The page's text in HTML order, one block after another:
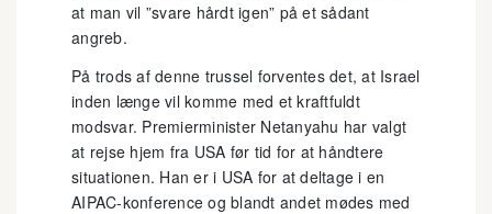
at man vil ”svare hårdt igen” på et sådant
angreb.
På trods af denne trussel forventes det, at Israel
inden længe vil komme med et kraftfuldt
modsvar. Premierminister Netanyahu har valgt
at rejse hjem fra USA før tid for at håndtere
situationen. Han er i USA for at deltage i en
AIPAC-konference og blandt andet mødes med